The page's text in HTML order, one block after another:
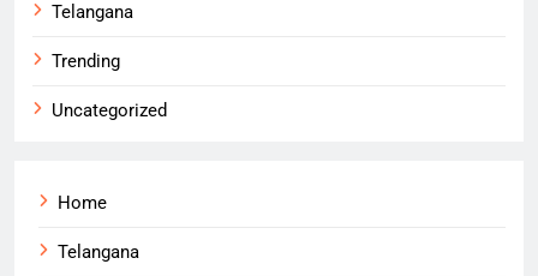
Telangana
Trending
Uncategorized
Home
Telangana